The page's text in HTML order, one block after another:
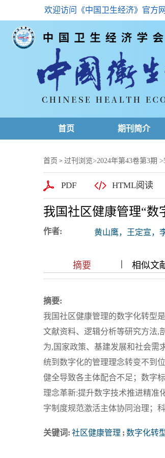
欢迎访问《中国卫生经济》官方
首页 期刊简介
首页 > 过刊浏览>2024年第43卷第3期
PDF HTML阅读
我国社区健康管理“数
作者: 黄山鹰，王定宣，
摘要 |||| 相似文
摘要:
我国社区健康管理的数字化转型
文献资料、逻辑分析等研究方法,
为,国家政策、基建发展和社会需
统到数字化的管理理念转变不到
健全导致各主体配合不足；数字
理念革新:提升数字技术推进精准
字制度规范激活主体协同治理；
关键词: 社区健康管理 ; 数字化转